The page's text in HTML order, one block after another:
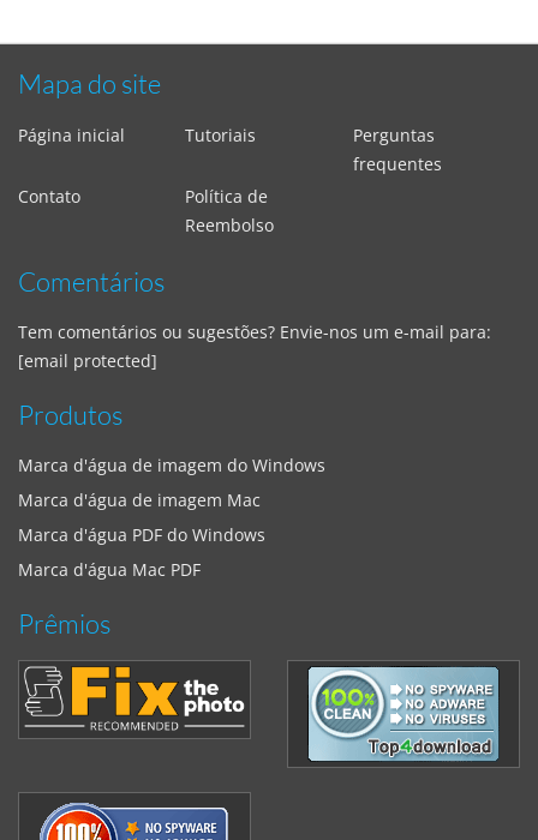
Mapa do site
Página inicial Tutoriais
Perguntas
frequentes
Contato
Política de
Reembolso
Comentários
Tem comentários ou sugestões? Envie-nos um e-mail para:
[email protected]
Produtos
Marca d'água de imagem do Windows
Marca d'água de imagem Mac
Marca d'água PDF do Windows
Marca d'água Mac PDF
Prêmios